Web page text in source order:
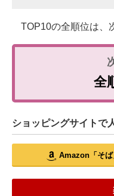
TOP10の全順位は、
全
ショッピングサイトで
Amazon「そば